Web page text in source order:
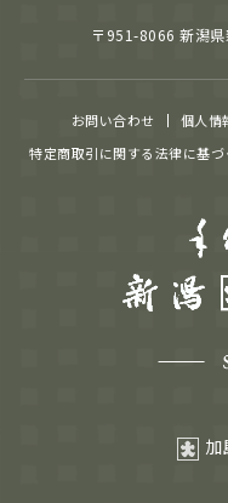
〒951-8066 新潟
お問い合わせ 個人情
特定商取引に関する法律に基づ
加